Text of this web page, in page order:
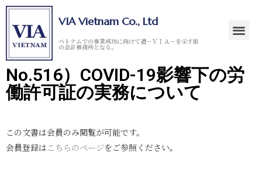
VIA Vietnam Co., Ltd
ベトナムでの事業成功に向けて道－ＶＩＡ－を示す街
の会計事務所となる。
No.516）COVID-19影響下の労
働許可証の実務について
この文書は会員のみ閲覧が可能です。
会員登録は こちらのページをご参照ください。